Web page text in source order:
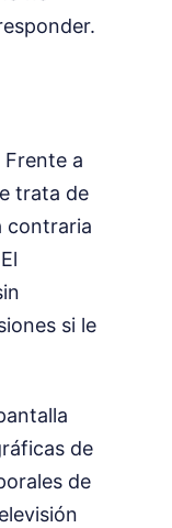
a
trata de
contraria
si le
de
de